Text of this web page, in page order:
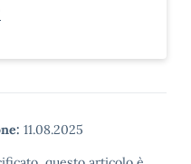
11.08.2025